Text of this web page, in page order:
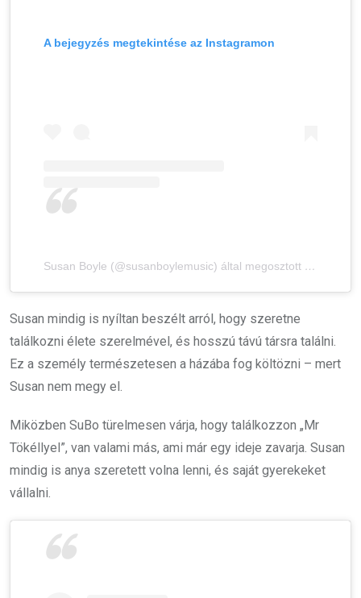
A bejegyzés megtekintése az Instagramon
Susan Boyle (@susanboylemusic) által megosztott bejegyzés
Susan mindig is nyíltan beszélt arról, hogy szeretne
találkozni élete szerelmével, és hosszú távú társra találni.
Ez a személy természetesen a házába fog költözni – mert
Susan nem megy el.
Miközben SuBo türelmesen várja, hogy találkozzon „Mr
Tökéllyel”, van valami más, ami már egy ideje zavarja. Susan
mindig is anya szeretett volna lenni, és saját gyerekeket
vállalni.